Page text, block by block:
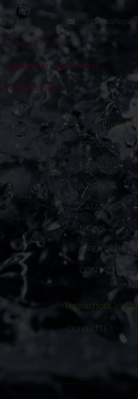
Privacy Policy
Trattamento dati personali
Whisleblowing
Links
PRODOTTI
SERVIZI
AZIENDA
CATALOGHI
NEWS
AREA
CONTATTI
Teniamoci In
CONTATTI